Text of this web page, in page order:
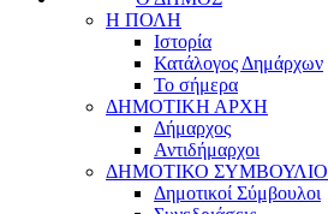
Η ΠΟΛΗ
Ιστορία
Κατάλογος Δημάρχων
Το σήμερα
ΔΗΜΟΤΙΚΗ ΑΡΧΗ
Δήμαρχος
Αντιδήμαρχοι
ΔΗΜΟΤΙΚΟ ΣΥΜΒΟΥΛΙΟ
Δημοτικοί Σύμβουλοι